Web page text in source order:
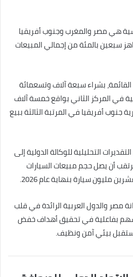
هي مصر والمغرب وجنوب أفريقيا
سبعين بالمئة من إجمالي المبيعات
بشراء سبعة آلاف وتسعمائة
في المركز الثاني بواقع خمسة آلاف
أفريقيا في المرتبة الثالثة ببيع
التحليلية للوكالة الدولية إلى
أن يصل حجم مبيعات السيارات
مليون سيارة بنهاية عام 2026.
مصر والدول العربية الرائدة في قلب
بفاعلية في تحقيق أهداف خفض
مستقبل بيئي آمن ونظيف.